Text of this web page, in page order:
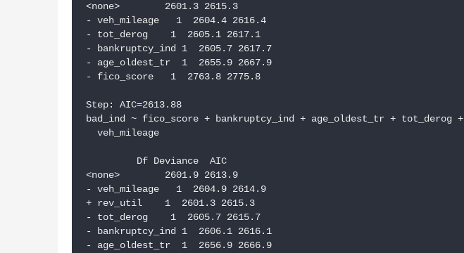
<none>        2601.3 2615.3
- veh_mileage   1  2604.4 2616.4
- tot_derog    1  2605.1 2617.1
- bankruptcy_ind 1  2605.7 2617.7
- age_oldest_tr  1  2655.9 2667.9
- fico_score   1  2763.8 2775.8
Step: AIC=2613.88
bad_ind ~ fico_score + bankruptcy_ind + age_oldest_tr + tot_derog +
  veh_mileage
         Df Deviance  AIC
<none>        2601.9 2613.9
- veh_mileage   1  2604.9 2614.9
+ rev_util    1  2601.3 2615.3
- tot_derog    1  2605.7 2615.7
- bankruptcy_ind 1  2606.1 2616.1
- age_oldest_tr  1  2656.9 2666.9